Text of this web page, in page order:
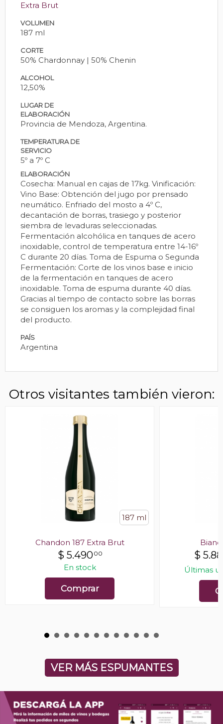
Extra Brut
VOLUMEN
187 ml
CORTE
50% Chardonnay | 50% Chenin
ALCOHOL
12,50%
LUGAR DE
ELABORACIÓN
Provincia de Mendoza, Argentina.
TEMPERATURA DE
SERVICIO
5º a 7º C
ELABORACIÓN
Cosecha: Manual en cajas de 17kg. Vinificación:
Vino Base: Obtención del jugo por prensado
neumático. Enfriado del mosto a 4º C,
decantación de borras, trasiego y posterior
siembra de levaduras seleccionadas.
Fermentación alcohólica en tanques de acero
inoxidable, control de temperatura entre 14-16º
C durante 20 días. Toma de Espuma o Segunda
Fermentación: Corte de los vinos base e inicio
de la fermentación en tanques de acero
inoxidable. Toma de espuma durante 40 días.
Gracias al tiempo de contacto sobre las borras
se consiguen los aromas y la complejidad final
del producto.
PAÍS
Argentina
Otros visitantes también vieron:
187 ml
Chandon 187 Extra Brut
$ 5.49000
En stock
Comprar
$
Últimas
VER MÁS ESPUMANTES